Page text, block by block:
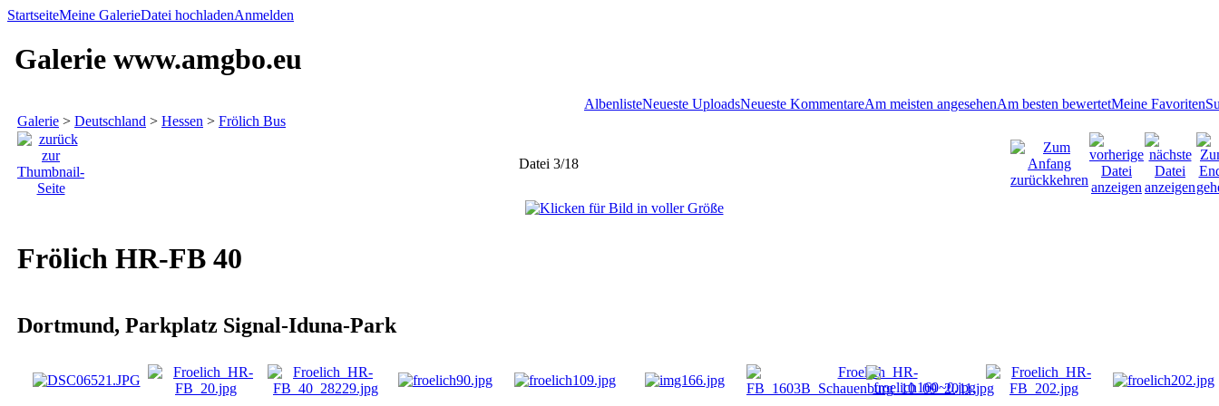
StartseiteMeine GalerieDatei hochladenAnmelden
Galerie www.amgbo.eu
AlbenlisteNeueste UploadsNeueste KommentareAm meisten angesehenAm besten bewertetMeine Favoriten
Galerie > Deutschland > Hessen > Frölich Bus
Datei 3/18
Frölich HR-FB 40
Dortmund, Parkplatz Signal-Iduna-Park